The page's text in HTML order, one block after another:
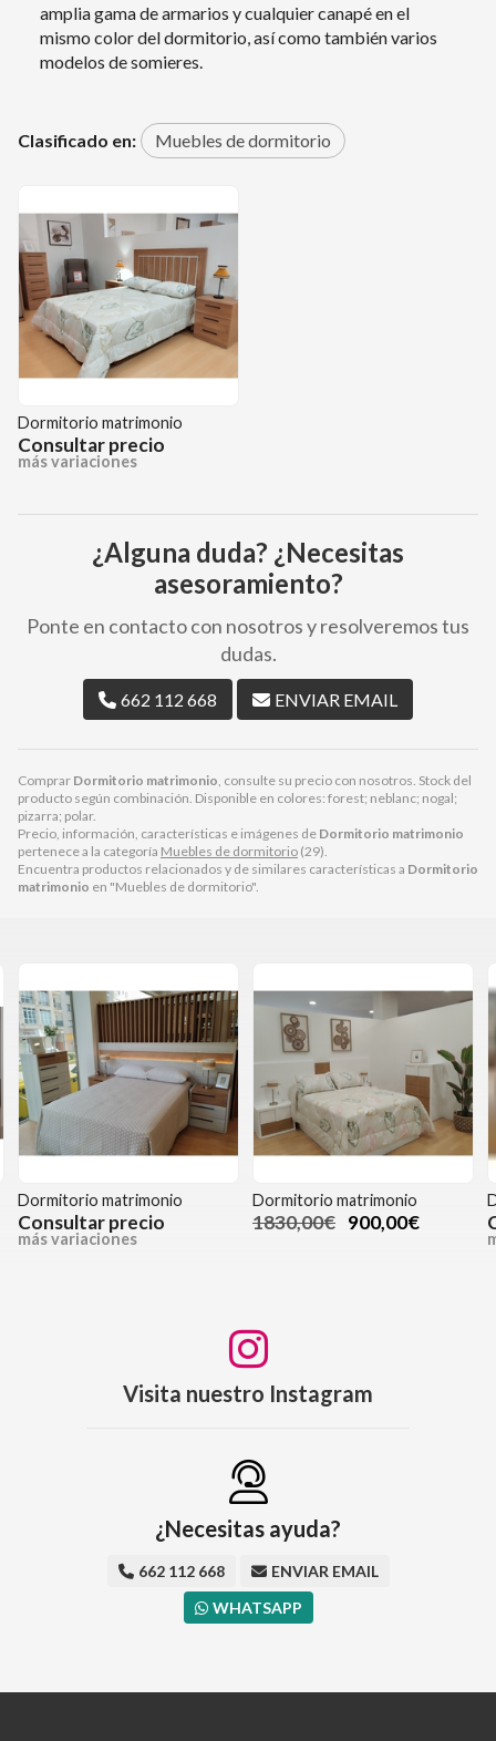
Comprar Dormitorio matrimonio , consulte su precio con nosotros. Stock del
producto según combinación. Disponible en colores: forest; neblanc; nogal;
pizarra; polar.
Precio, información, características e imágenes de Dormitorio matrimonio
pertenece a la categoría Muebles de dormitorio (29).
Encuentra productos relacionados y de similares características a Dormitorio
matrimonio en "Muebles de dormitorio".
amplia gama de armarios y cualquier canapé en el
mismo color del dormitorio, así como también varios
modelos de somieres.
Clasificado en: Muebles de dormitorio
Dormitorio matrimonio
Consultar precio
más variaciones
¿Alguna duda? ¿Necesitas
asesoramiento?
Ponte en contacto con nosotros y resolveremos tus
dudas.
662 112 668 ENVIAR EMAIL
Dormitorio matrimonio
Consultar precio
más variaciones
Dormitorio matrimonio
1830,00€ 900,00€
Visita nuestro Instagram
¿Necesitas ayuda?
662 112 668
ENVIAR EMAIL
WHATSAPP